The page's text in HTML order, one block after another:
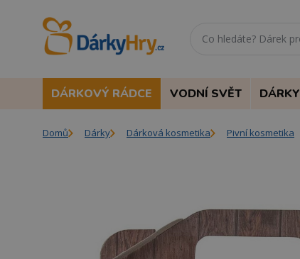
DÁRKOVÝ RÁDCE VODNÍ SVĚT DÁRKY
Domů Dárky Dárková kosmetika Pivní kosmetika